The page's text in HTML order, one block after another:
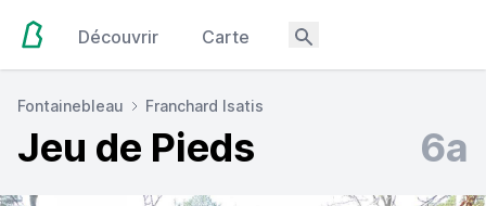
Découvrir Carte
Fontainebleau Franchard Isatis
Jeu de Pieds 6a